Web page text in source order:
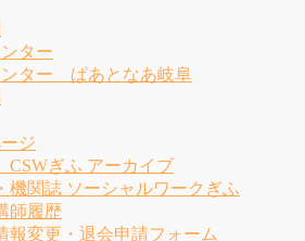
ター
ンター ぱあとなあ岐阜
ジ
ぎふ アーカイブ
機関誌 ソーシャルワークぎふ
師履歴
報変更・退会申請フォーム